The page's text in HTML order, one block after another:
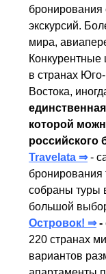
бронирования
экскурсий.
мира,
Конкурентные
в странах
Востока,
которой
российского
Travelata ⇒ -
бронирования
собраны туры
большой
Островок! ⇒-
220 странах
вариантов